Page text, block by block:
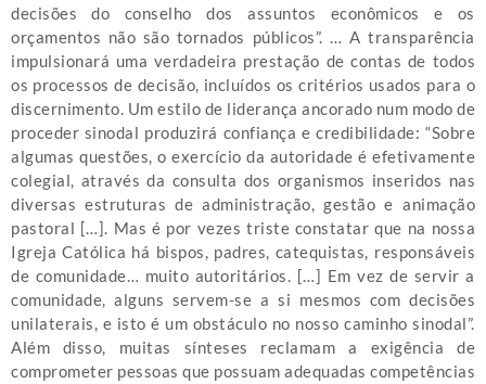
decisões do conselho dos assuntos econômicos e os
orçamentos não são tornados públicos”. … A transparência
impulsionará uma verdadeira prestação de contas de todos
os processos de decisão, incluídos os critérios usados para o
discernimento. Um estilo de liderança ancorado num modo de
proceder sinodal produzirá confiança e credibilidade: “Sobre
algumas questões, o exercício da autoridade é efetivamente
colegial, através da consulta dos organismos inseridos nas
diversas estruturas de administração, gestão e animação
pastoral […]. Mas é por vezes triste constatar que na nossa
Igreja Católica há bispos, padres, catequistas, responsáveis
de comunidade… muito autoritários. […] Em vez de servir a
comunidade, alguns servem-se a si mesmos com decisões
unilaterais, e isto é um obstáculo no nosso caminho sinodal”.
Além disso, muitas sínteses reclamam a exigência de
comprometer pessoas que possuam adequadas competências